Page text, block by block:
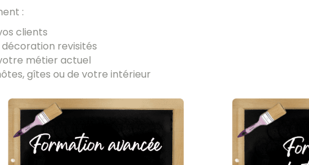
:
clients
revisités
métier actuel
gîtes ou de votre intérieur